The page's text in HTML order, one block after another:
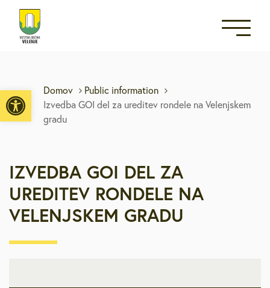
Open toolbar
Domov
Public information
Izvedba GOI del za ureditev rondele na Velenjskem
gradu
IZVEDBA GOI DEL ZA
UREDITEV RONDELE NA
VELENJSKEM GRADU